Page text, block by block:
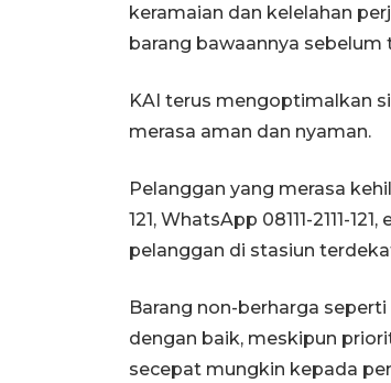
keramaian dan kelelahan
barang bawaannya sebelum
KAI terus mengoptimalkan
merasa aman dan nyaman.
Pelanggan yang merasa
121, WhatsApp 08111-2111-
pelanggan di stasiun
Barang non-berharga
dengan baik, meskipun
secepat mungkin kepada